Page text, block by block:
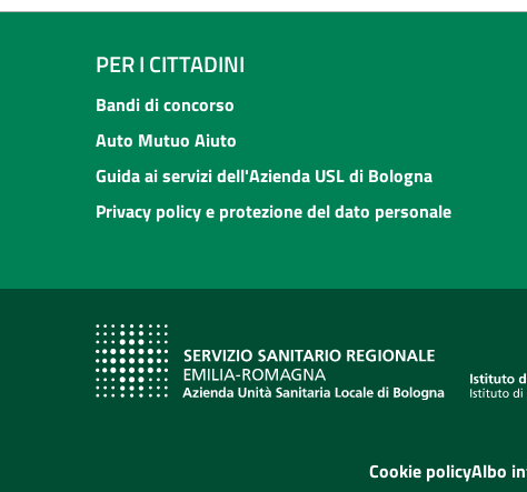
PER I CITTADINI
Bandi di concorso
Auto Mutuo Aiuto
Guida ai servizi dell'Azienda USL di Bologna
Privacy policy e protezione del dato personale
Cookie policyAlbo